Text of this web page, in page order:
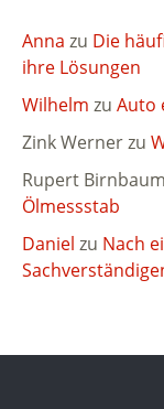
Anna zu Die
ihre Lösungen
Wilhelm zu Auto
Zink Wernerzu
Rupert Birnbaum
Ölmessstab
Daniel zu Nach